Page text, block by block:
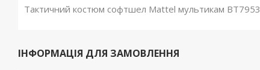
Тактичний костюм софтшел Mattel мультикам ВТ7953
ІНФОРМАЦІЯ ДЛЯ ЗАМОВЛЕННЯ